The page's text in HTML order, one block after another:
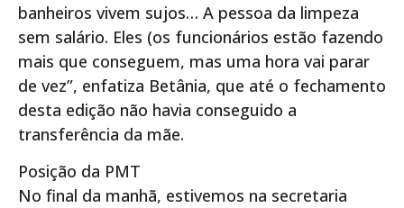
banheiros vivem sujos… A pessoa da limpeza
sem salário. Eles (os funcionários estão fazendo
mais que conseguem, mas uma hora vai parar
de vez”, enfatiza Betânia, que até o fechamento
desta edição não havia conseguido a
transferência da mãe.
Posição da PMT
No final da manhã, estivemos na secretaria